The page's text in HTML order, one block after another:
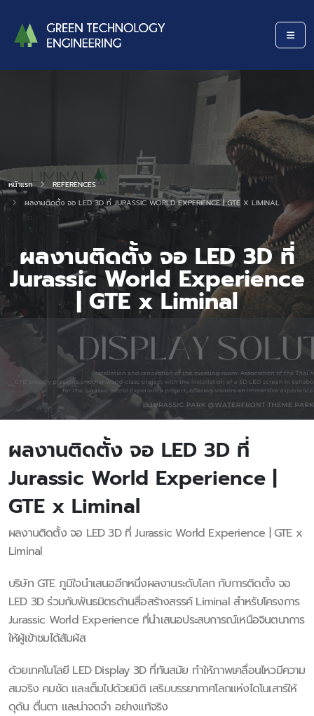
ผลงานติดตั้ง จอ LED 3D ที่
Jurassic World Experience
| GTE x Liminal
หน้าแรก
REFERENCES
ผลงานติดตั้ง จอ LED 3D ที่ JURASSIC WORLD EXPERIENCE | GTE X LIMINAL
ผลงานติดตั้ง จอ LED 3D ที่
Jurassic World Experience |
GTE x Liminal
ผลงานติดตั้ง จอ LED 3D ที่ Jurassic World Experience | GTE x
Liminal
บริษัท GTE ภูมิใจนำเสนออีกหนึ่งผลงานระดับโลก กับการติดตั้ง จอ
LED 3D ร่วมกับพันธมิตรด้านสื่อสร้างสรรค์ Liminal สำหรับโครงการ
Jurassic World Experience ที่นำเสนอประสบการณ์เหนือจินตนาการ
ให้ผู้เข้าชมได้สัมผัส
ด้วยเทคโนโลยี LED Display 3D ที่ทันสมัย ทำให้ภาพเคลื่อนไหวมีความ
สมจริง คมชัด และเต็มไปด้วยมิติ เสริมบรรยากาศโลกแห่งไดโนเสาร์ให้
ดุดัน ตื่นตา และน่าจดจำ อย่างแท้จริง